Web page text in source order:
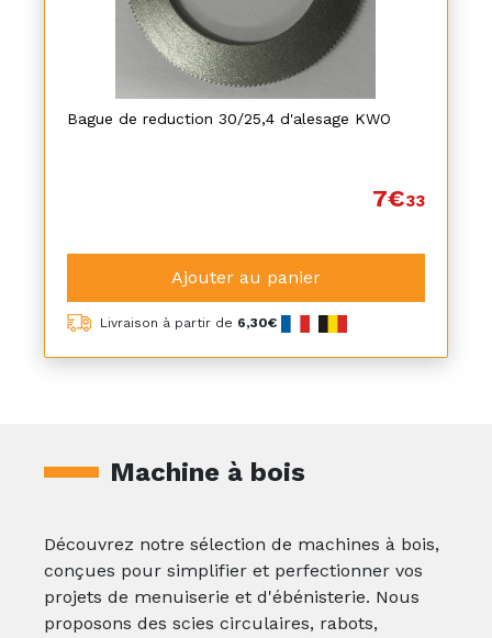
Bague de reduction 30/25,4 d'alesage KWO
7€33
Ajouter au panier
Livraison à partir de 6,30€
Machine à bois
Découvrez notre sélection de machines à bois,
conçues pour simplifier et perfectionner vos
projets de menuiserie et d'ébénisterie. Nous
proposons des scies circulaires, rabots,